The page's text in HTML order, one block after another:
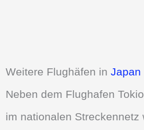
Weitere Flughäfen inJapan
Neben dem Flughafen
im nationalen Streckennetz